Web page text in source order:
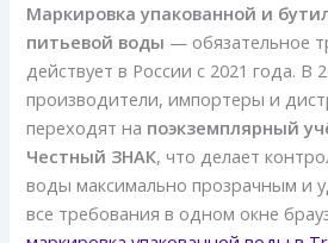
Маркировка упакованной и
питьевой воды — обязательное
действует в России с 2021 года. В
производители, импортеры и
переходят на поэкземплярный
Честный ЗНАК, что делает
воды максимально прозрачным и
все требования в одном окне